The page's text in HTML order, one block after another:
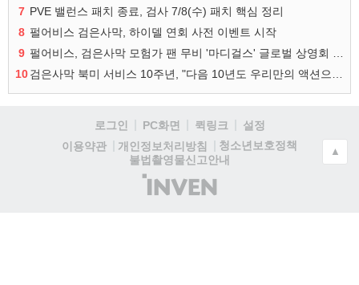
7 PVE 밸런스 패치 종료, 검사 7/8(수) 패치 핵심 정리
8 펄어비스 검은사막, 하이델 연회 사전 이벤트 시작
9
10
로그인 PC화면 퀵링크
설정
이용약관
개인정보처리방침
청소년보호정책
불법촬영물신고안내
(주)
인
▲